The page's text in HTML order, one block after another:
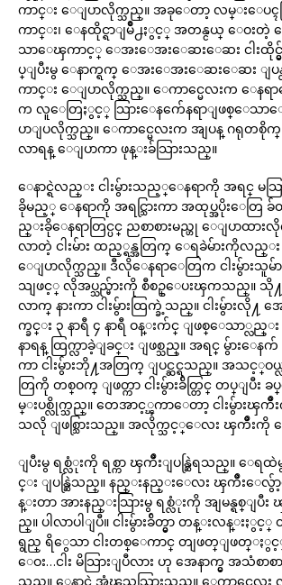
ကာင္း ေျပာလိုက္သည္။ အခုေတာ့ လမ္းေပ
ကာင္း၊ ေနထိုင္ရာျမဳိ႕ႏွင့္ အတန္ငယ္ ေဝးတဲ့
သာေၾကာင့္ ေအးေအးေဆးေဆး ငါးထိုင္
ပ္ျပီးမွ ေနာက္ရက္ ေအးေအးေဆးေဆး ျပ
ကာင္း ေျပာလိုက္သည္။ ေကာင္မေလးက ေနရ
က လူေတြႏွင့္ သြားေနက်ေနရာျဖစ္ေသ
ပာျပလိုက္သည္။ ေကာင္မေလးက အျပန္ ဂရုတစို
လာရန္ ေျပာကာ ဖုန္းခ်သြားသည္။
ေနာင္ရဲလည္း ငါးမွ်ားသည့္ေနရာကို အရင္ မ
ခိုမည့္ ေနရာကို အရင္သြားကာ အထုပ္အပိုးေတြ
ည္းခိုေနရာတြင္ပင္ ညစာစားမည္ဟု ေျပာထားလို
လာတဲ့ ငါးမ်ား ထည့္ရန္အတြက္ ေရခဲမ်ားကိုလ
ေျပာလိုက္သည္။ ဒီလိုေနရာေတြက ငါးမွ်ားသူမ်
သျဖင့္ လိုအပ္သည္မ်ားကို စီစဥ္ေပးၾကသည္။
လာက္ နားကာ ငါးမွ်ားထြက္ခဲ့သည္။ ငါးမွ်ားလို
က္ခင္း ၃ နာရီ ၄ နာရီ ဝန္းက်င္ ျဖစ္ေသာ္လည္
နာရန္ ထြက္လာခဲ့ျခင္း ျဖစ္သည္။ အရင္ မွ်ားေန
ကာ ငါးမွ်ားဘို႔အတြက္ ျပင္ဆင္ရသည္။ အသင့္
တြကို တစ္ဝက္ ျဖတ္ကာ ငါးမွ်ားခ်ိတ္တြင္ တပ္ျပီး
မ္းပစ္လိုက္သည္။ တေအာင့္ၾကာေတာ့ ငါးမွ်ားၾ
သလို ျဖစ္သြားသည္။ အလိုက္သင့္ေလး ၾကိဳးကို
ျပီးမွ ရစ္လံုးကို ရစ္ကာ ၾကိဳးျပန္ဆြဲရသည္။ ေရ
င္း ျပန္ဆြဲသည္။ နည္းနည္းေလး ၾကိဳးေလွ်
န္းတာ အားနည္းသြားမွ ရစ္လံုးကို အျမန္ရစ္ျပီ
ည္။ ပါလာပါျပီ။ ငါးမွ်ားခ်ိတ္မွာ တန္းလန္းႏွင့္
ရွည္ ရိွေသာ ငါးတစ္ေကာင္ တျဖတ္ျဖတ္ႏွ
ေဝး…ငါး မိသြားျပီလား ဟု အေနာက္မွ အသံစ
သည္။ ေနာင္ရဲ အံ့ၾသသြားသည္။ ေကာင္မေလး